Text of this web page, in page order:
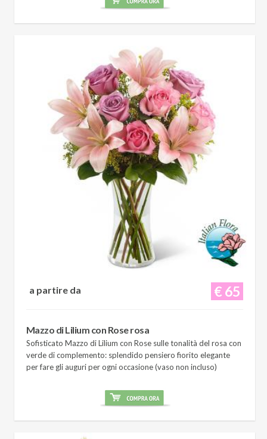
€ 65
a partire da
Mazzo di Lilium con Rose rosa
Sofisticato Mazzo di Lilium con Rose sulle tonalità del rosa con
verde di complemento: splendido pensiero fiorito elegante
per fare gli auguri per ogni occasione (vaso non incluso)